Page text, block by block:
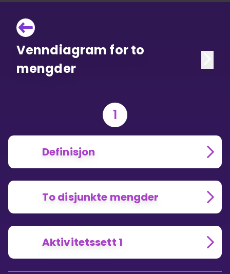
Venndiagram for to
mengder
1
Definisjon
To disjunkte mengder
Aktivitetssett 1